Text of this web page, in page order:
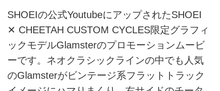
SHOEIの公式YoutubeにアップされたSHOEI
✕ CHEETAH CUSTOM CYCLES限定グラフィ
ックモデルGlamsterのプロモーションムービ
ーです。ネオクラシックラインの中でも人気
のGlamsterがビンテージ系フラットトラック